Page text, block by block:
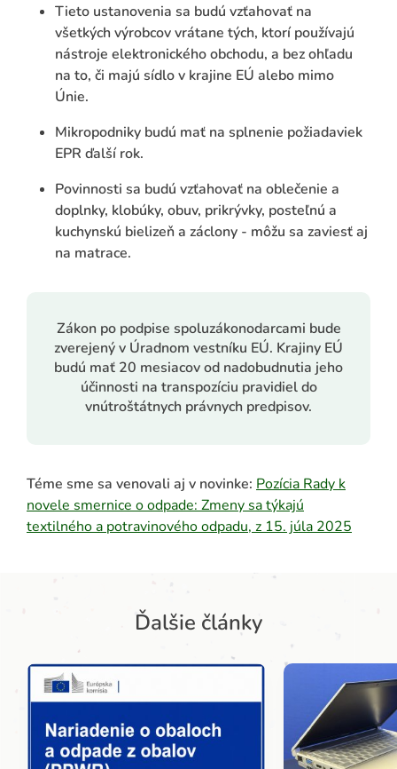
Tieto ustanovenia sa budú vzťahovať na
všetkých výrobcov vrátane tých, ktorí používajú
nástroje elektronického obchodu, a bez ohľadu
na to, či majú sídlo v krajine EÚ alebo mimo
Únie.
Mikropodniky budú mať na splnenie požiadaviek
EPR ďalší rok.
Povinnosti sa budú vzťahovať na oblečenie a
doplnky, klobúky, obuv, prikrývky, posteľnú a
kuchynskú bielizeň a záclony - môžu sa zaviesť aj
na matrace.
Zákon po podpise spoluzákonodarcami bude
zverejený v Úradnom vestníku EÚ. Krajiny EÚ
budú mať 20 mesiacov od nadobudnutia jeho
účinnosti na transpozíciu pravidiel do
vnútroštátnych právnych predpisov.
Téme sme sa venovali aj v novinke: Pozícia Rady k
novele smernice o odpade: Zmeny sa týkajú
textilného a potravinového odpadu, z 15. júla 2025
Ďalšie články